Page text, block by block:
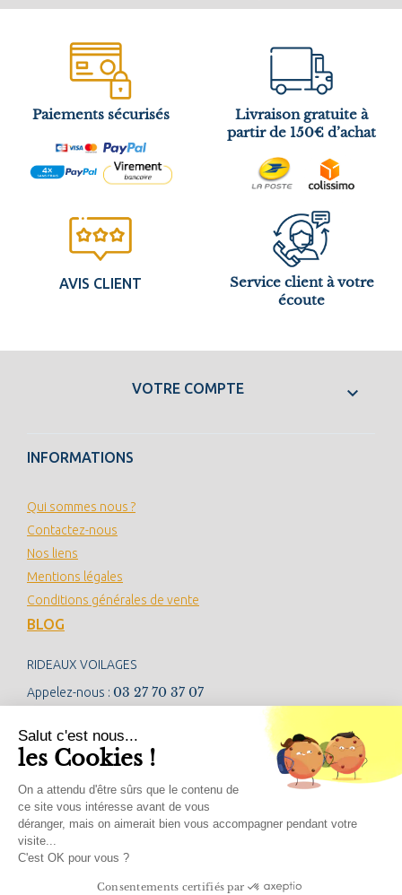
Paiements sécurisés
Livraison gratuite à
partir de 150€ d’achat
AVIS CLIENT
Service client à votre
écoute
VOTRE COMPTE 
INFORMATIONS
Qui sommes nous ?
Contactez-nous
Nos liens
Mentions légales
Conditions générales de vente
BLOG
RIDEAUX VOILAGES
Appelez-nous : 03 27 70 37 07
NEWSLETTER
RÉSEAUX SOCIAUX
Salut c'est nous...
les Cookies !
On a attendu d'être sûrs que le contenu de
ce site vous intéresse avant de vous
déranger, mais on aimerait bien vous accompagner pendant votre
visite...
C'est OK pour vous ?
Consentements certifiés par